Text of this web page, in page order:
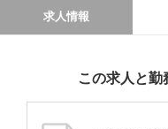
求人情報
この求人と勤